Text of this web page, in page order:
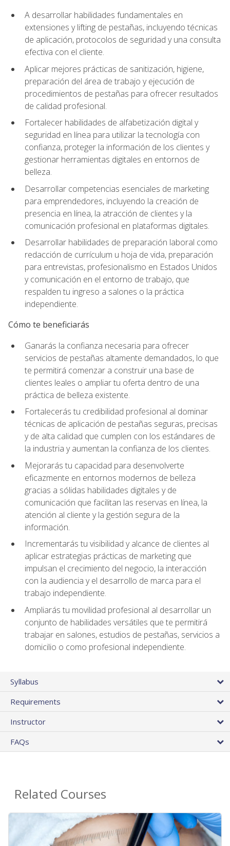
A desarrollar habilidades fundamentales en
extensiones y lifting de pestañas, incluyendo técnicas
de aplicación, protocolos de seguridad y una consulta
efectiva con el cliente.
Aplicar mejores prácticas de sanitización, higiene,
preparación del área de trabajo y ejecución de
procedimientos de pestañas para ofrecer resultados
de calidad profesional.
Fortalecer habilidades de alfabetización digital y
seguridad en línea para utilizar la tecnología con
confianza, proteger la información de los clientes y
gestionar herramientas digitales en entornos de
belleza.
Desarrollar competencias esenciales de marketing
para emprendedores, incluyendo la creación de
presencia en línea, la atracción de clientes y la
comunicación profesional en plataformas digitales.
Desarrollar habilidades de preparación laboral como
redacción de currículum u hoja de vida, preparación
para entrevistas, profesionalismo en Estados Unidos
y comunicación en el entorno de trabajo, que
respalden tu ingreso a salones o la práctica
independiente.
Cómo te beneficiarás
Ganarás la confianza necesaria para ofrecer
servicios de pestañas altamente demandados, lo que
te permitirá comenzar a construir una base de
clientes leales o ampliar tu oferta dentro de una
práctica de belleza existente.
Fortalecerás tu credibilidad profesional al dominar
técnicas de aplicación de pestañas seguras, precisas
y de alta calidad que cumplen con los estándares de
la industria y aumentan la confianza de los clientes.
Mejorarás tu capacidad para desenvolverte
eficazmente en entornos modernos de belleza
gracias a sólidas habilidades digitales y de
comunicación que facilitan las reservas en línea, la
atención al cliente y la gestión segura de la
información.
Incrementarás tu visibilidad y alcance de clientes al
aplicar estrategias prácticas de marketing que
impulsan el crecimiento del negocio, la interacción
con la audiencia y el desarrollo de marca para el
trabajo independiente.
Ampliarás tu movilidad profesional al desarrollar un
conjunto de habilidades versátiles que te permitirá
trabajar en salones, estudios de pestañas, servicios a
domicilio o como profesional independiente.
Syllabus
Requirements
Instructor
FAQs
Related Courses